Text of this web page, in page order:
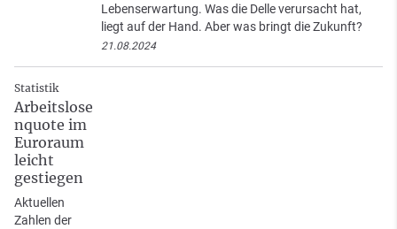
Lebenserwartung. Was die Delle verursacht hat,
liegt auf der Hand. Aber was bringt die Zukunft?
21.08.2024
Statistik
Arbeitslose
nquote im
Euroraum
leicht
gestiegen
Aktuellen
Zahlen der